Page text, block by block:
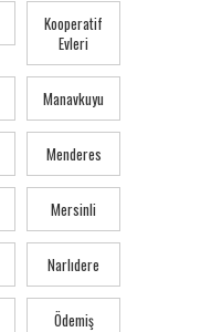
Kooperatif
Evleri
Manavkuyu
Menderes
Mersinli
Narlıdere
Ödemiş